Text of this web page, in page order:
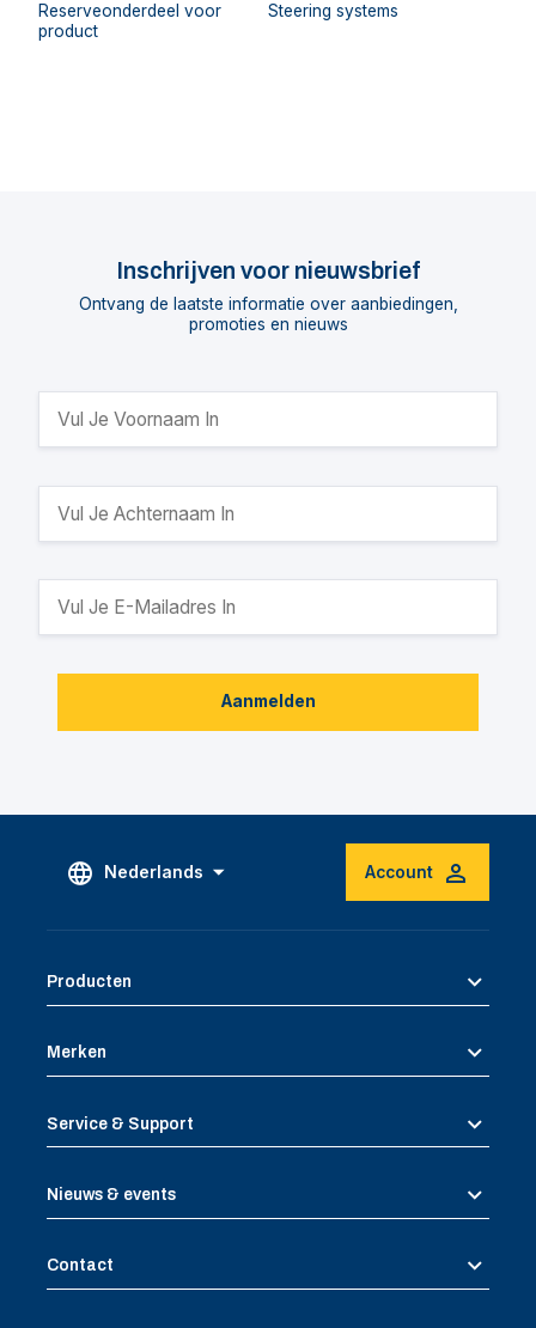
Reserveonderdeel voor
product
Steering systems
Inschrijven voor nieuwsbrief
Ontvang de laatste informatie over aanbiedingen,
promoties en nieuws
Aanmelden
Nederlands Account
Producten
Merken
Service & Support
Nieuws & events
Contact